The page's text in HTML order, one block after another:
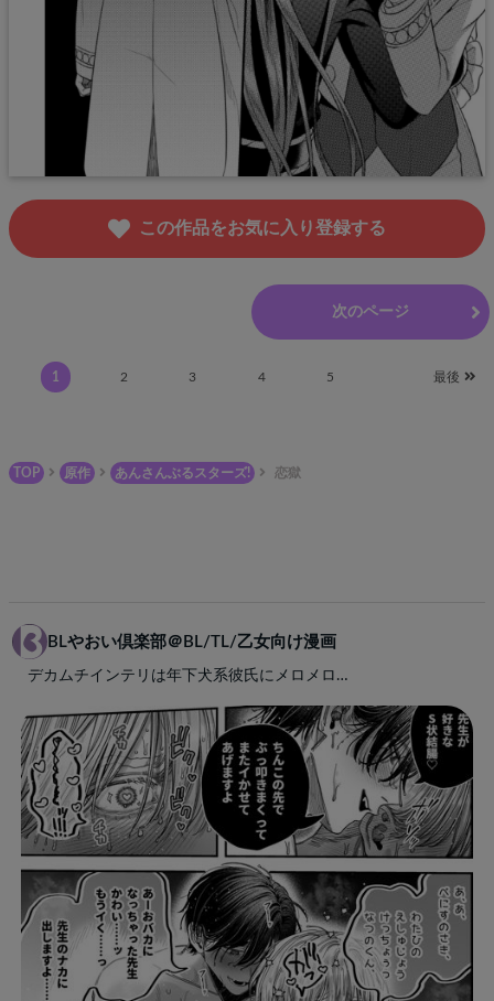
この作品をお気に入り登録する
次のページ
1 2 3 4 5 最後
TOP 原作 あんさんぶるスターズ! 恋獄
BLやおい倶楽部＠BL/TL/乙女向け漫画
デカムチインテリは年下犬系彼氏にメロメロ…